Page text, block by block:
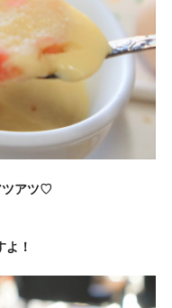
ツアツ♡
！